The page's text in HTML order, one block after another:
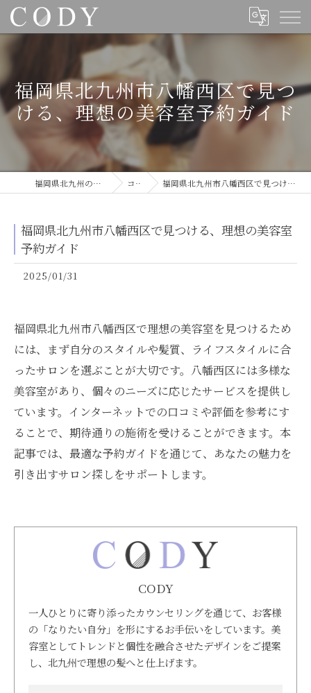
福岡県北九州市八幡西区で見つ
ける、理想の美容室予約ガイド
福岡県北九州の美容室ならCODY コラム 福岡県北九州市八幡西区で見つける、理想の美容室予約ガイド
福岡県北九州市八幡西区で見つける、理想の美容室
予約ガイド
2025/01/31
福岡県北九州市八幡西区で理想の美容室を見つけるため
には、まず自分のスタイルや髪質、ライフスタイルに合
ったサロンを選ぶことが大切です。八幡西区には多様な
美容室があり、個々のニーズに応じたサービスを提供し
ています。インターネットでの口コミや評価を参考にす
ることで、期待通りの施術を受けることができます。本
記事では、最適な予約ガイドを通じて、あなたの魅力を
引き出すサロン探しをサポートします。
CODY
一人ひとりに寄り添ったカウンセリングを通じて、お客様
の「なりたい自分」を形にするお手伝いをしています。美
容室としてトレンドと個性を融合させたデザインをご提案
し、北九州で理想の髪へと仕上げます。